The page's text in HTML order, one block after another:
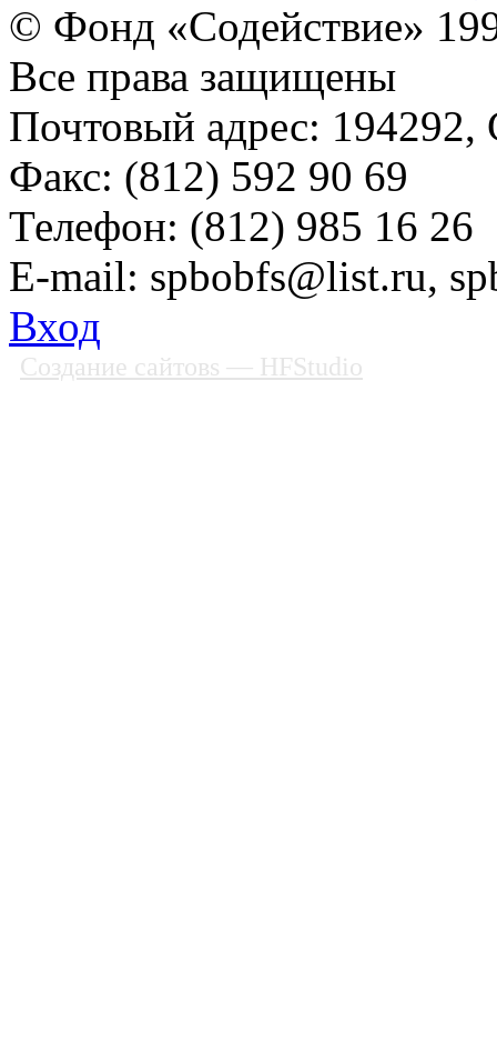
© Фонд «Содействие»
Все права защищены
Почтовый адрес: 194292,
Факс: (812) 592 90 69
Телефон: (812) 985 16 26
E-mail: spbobfs@list.ru,
Вход
Создание сайтовs — HFStudio